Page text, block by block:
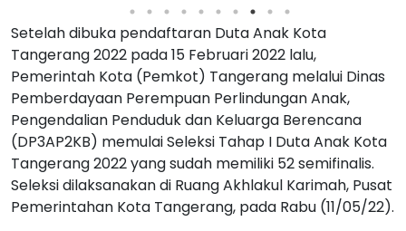
Setelah dibuka pendaftaran Duta Anak Kota
Tangerang 2022 pada 15 Februari 2022 lalu,
Pemerintah Kota (Pemkot) Tangerang melalui Dinas
Pemberdayaan Perempuan Perlindungan Anak,
Pengendalian Penduduk dan Keluarga Berencana
(DP3AP2KB) memulai Seleksi Tahap I Duta Anak Kota
Tangerang 2022 yang sudah memiliki 52 semifinalis.
Seleksi dilaksanakan di Ruang Akhlakul Karimah, Pusat
Pemerintahan Kota Tangerang, pada Rabu (11/05/22).